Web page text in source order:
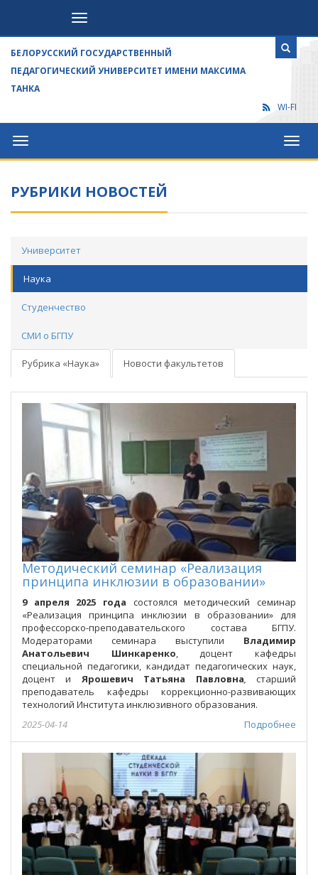
Посетителям
БЕЛОРУССКИЙ ГОСУДАРСТВЕННЫЙ
ПЕДАГОГИЧЕСКИЙ УНИВЕРСИТЕТ ИМЕНИ МАКСИМА
ТАНКА
WI-FI
Университет
РУБРИКИ НОВОСТЕЙ
Университет
Наука
Студенчество
СМИ о БГПУ
Рубрика «Наука» Новости факультетов
Методический семинар «Реализация
принципа инклюзии в образовании»
9 апреля 2025 года состоялся методический семинар
«Реализация принципа инклюзии в образовании» для
профессорско-преподавательского состава БГПУ.
Модераторами семинара выступили Владимир
Анатольевич Шинкаренко, доцент кафедры
специальной педагогики, кандидат педагогических наук,
доцент и Ярошевич Татьяна Павловна,старший
преподаватель кафедры коррекционно-развивающих
технологий Института инклюзивного образования.
Подробнее
2025-04-14